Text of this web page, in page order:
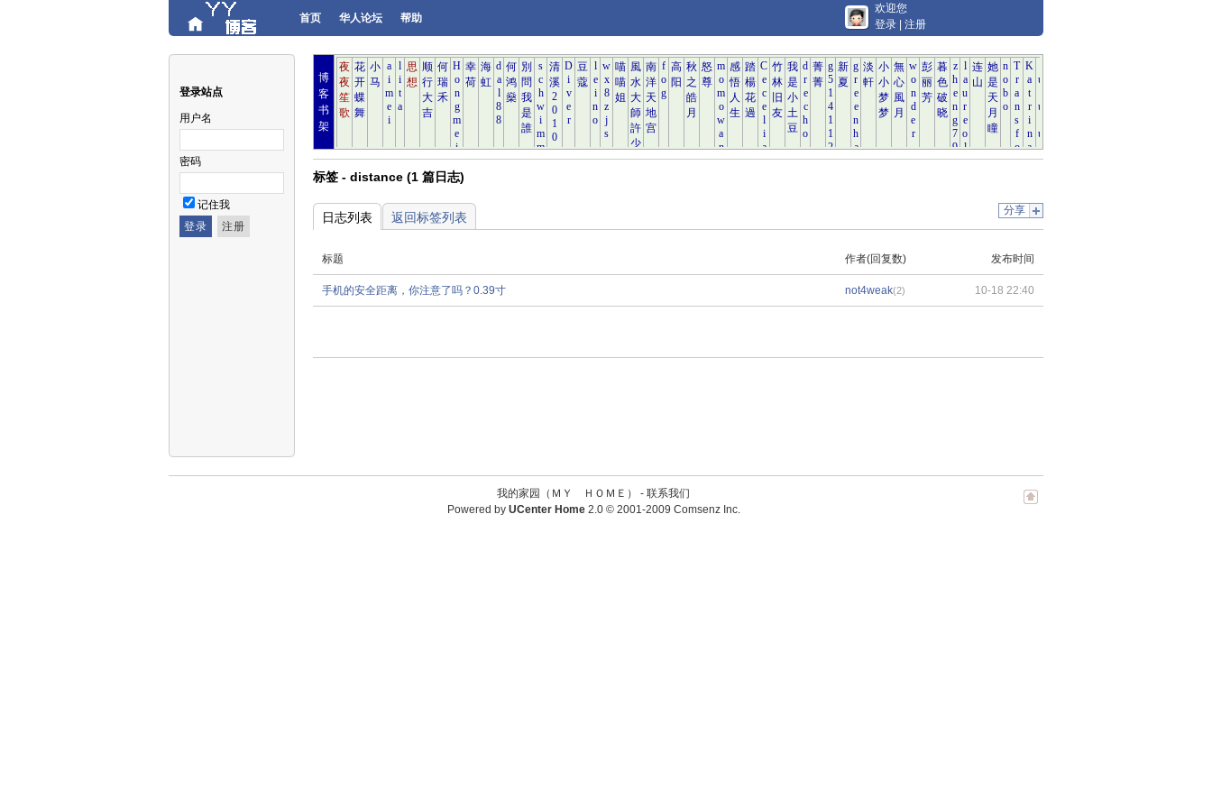
首页 华人论坛 帮助
欢迎您
登录
注册
登录站点
用户名
密码
记住我
博
客
书
架
标签 - distance (1 篇日志)
分享
日志列表 返回标签列表
标题 作者(回复数) 发布时间
手机的安全距离，你注意了吗？0.39寸 not4weak(2) 10-18 22:40
我的家园（ＭＹ ＨＯＭＥ） - 联系我们
Powered by UCenter Home 2.0© 2001-2009 Comsenz Inc.